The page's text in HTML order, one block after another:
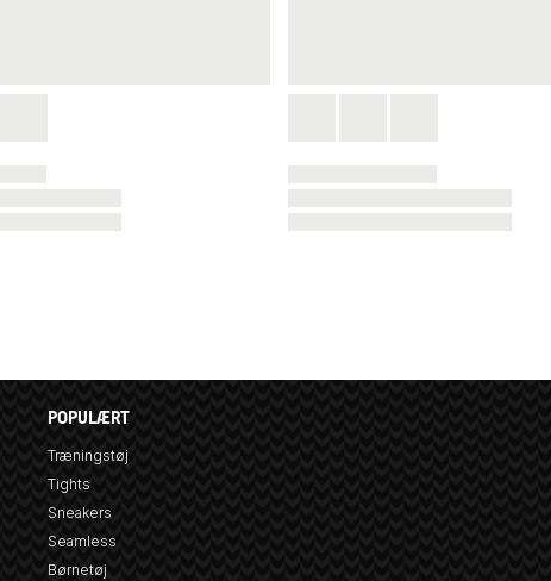
POPULÆRT
Træningstøj
Tights
Sneakers
Seamless
Børnetøj